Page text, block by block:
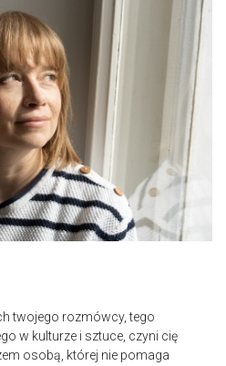
twojego rozmówcy, tego
w kulturze i sztuce, czyni cię
osobą, której nie pomaga